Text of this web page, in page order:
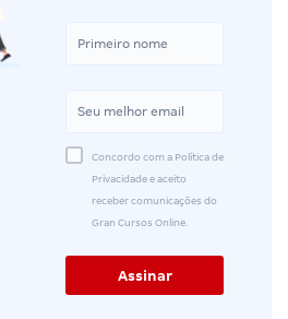
Concordo com a Política de
Privacidade e aceito
receber comunicações do
Gran Cursos Online.